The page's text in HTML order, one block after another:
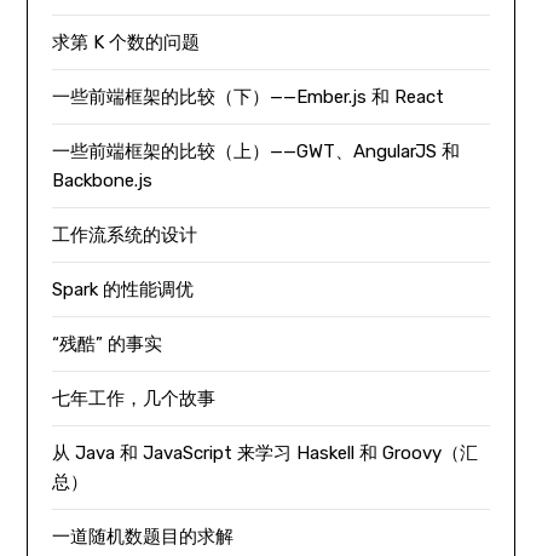
求第 K 个数的问题
一些前端框架的比较（下）——Ember.js 和 React
一些前端框架的比较（上）——GWT、AngularJS 和
Backbone.js
工作流系统的设计
Spark 的性能调优
“残酷” 的事实
七年工作，几个故事
从 Java 和 JavaScript 来学习 Haskell 和 Groovy（汇
总）
一道随机数题目的求解